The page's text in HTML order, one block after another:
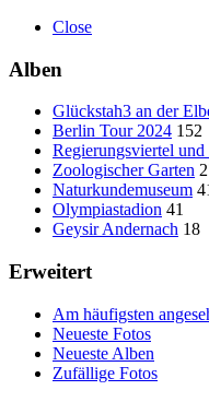
Close
Alben
Glückstah3 an der
Berlin Tour 2024 152
Regierungsviertel und
Zoologischer Garten
Naturkundemuseum
Olympiastadion 41
Geysir Andernach 18
Erweitert
Am häufigsten
Neueste Fotos
Neueste Alben
Zufällige Fotos